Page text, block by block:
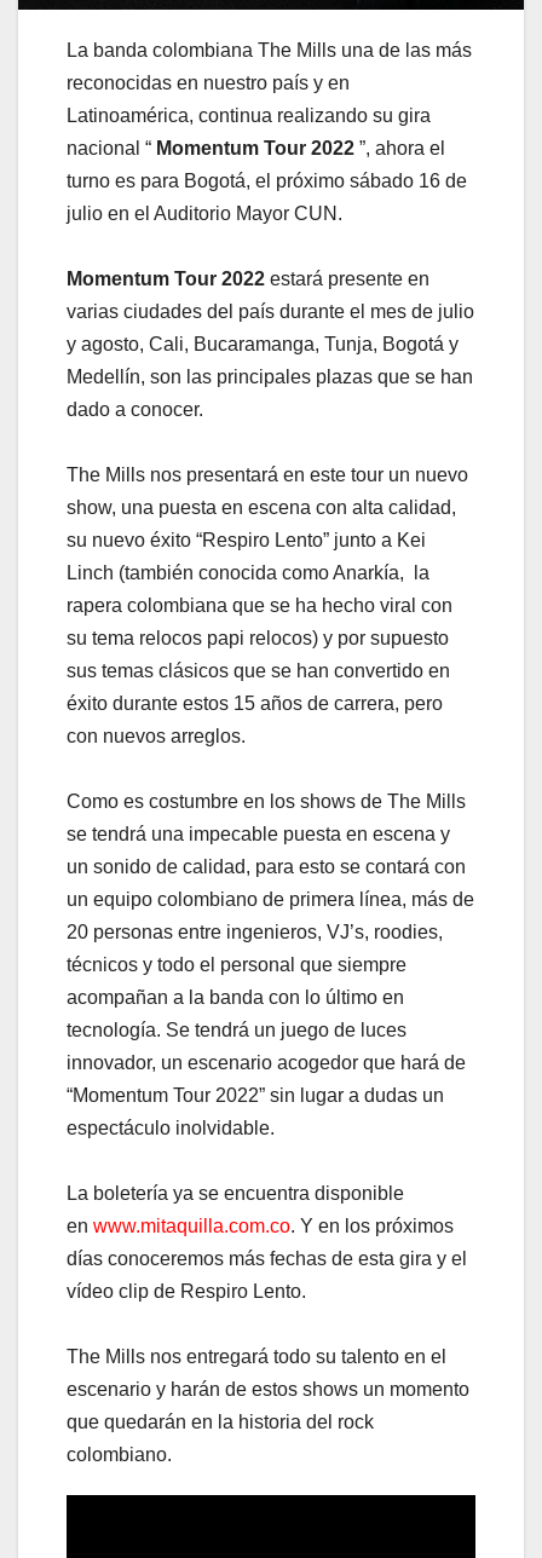
La banda colombiana The Mills una de las más
reconocidas en nuestro país y en
Latinoamérica, continua realizando su gira
nacional “ Momentum Tour 2022 ”, ahora el
turno es para Bogotá, el próximo sábado 16 de
julio en el Auditorio Mayor CUN.
Momentum Tour 2022 estará presente en
varias ciudades del país durante el mes de julio
y agosto, Cali, Bucaramanga, Tunja, Bogotá y
Medellín, son las principales plazas que se han
dado a conocer.
The Mills nos presentará en este tour un nuevo
show, una puesta en escena con alta calidad,
su nuevo éxito “Respiro Lento” junto a Kei
Linch (también conocida como Anarkía, la
rapera colombiana que se ha hecho viral con
su tema relocos papi relocos) y por supuesto
sus temas clásicos que se han convertido en
éxito durante estos 15 años de carrera, pero
con nuevos arreglos.
Como es costumbre en los shows de The Mills
se tendrá una impecable puesta en escena y
un sonido de calidad, para esto se contará con
un equipo colombiano de primera línea, más de
20 personas entre ingenieros, VJ’s, roodies,
técnicos y todo el personal que siempre
acompañan a la banda con lo último en
tecnología. Se tendrá un juego de luces
innovador, un escenario acogedor que hará de
“Momentum Tour 2022” sin lugar a dudas un
espectáculo inolvidable.
La boletería ya se encuentra disponible
en www.mitaquilla.com.co. Y en los próximos
días conoceremos más fechas de esta gira y el
vídeo clip de Respiro Lento.
The Mills nos entregará todo su talento en el
escenario y harán de estos shows un momento
que quedarán en la historia del rock
colombiano.